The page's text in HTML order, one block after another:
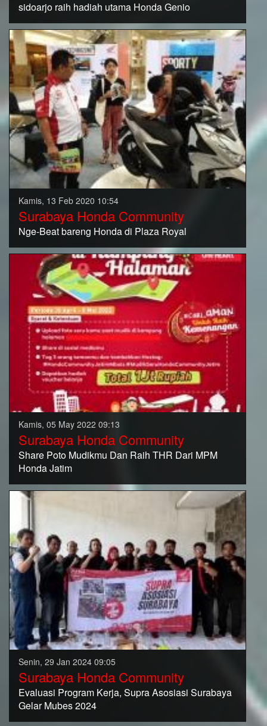
sidoarjo raih hadiah utama Honda Genio
Kamis, 13 Feb 2020 10:54
Surabaya Honda Community
Nge-Beat bareng Honda di Plaza Royal
Kamis, 05 May 2022 09:13
Surabaya Honda Community
Share Poto Mudikmu Dan Raih THR Dari MPM
Honda Jatim
Senin, 29 Jan 2024 09:05
Surabaya Honda Community
Evaluasi Program Kerja, Supra Asosiasi Surabaya
Gelar Mubes 2024